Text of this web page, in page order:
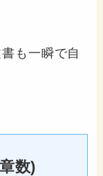
も一瞬で自
数)